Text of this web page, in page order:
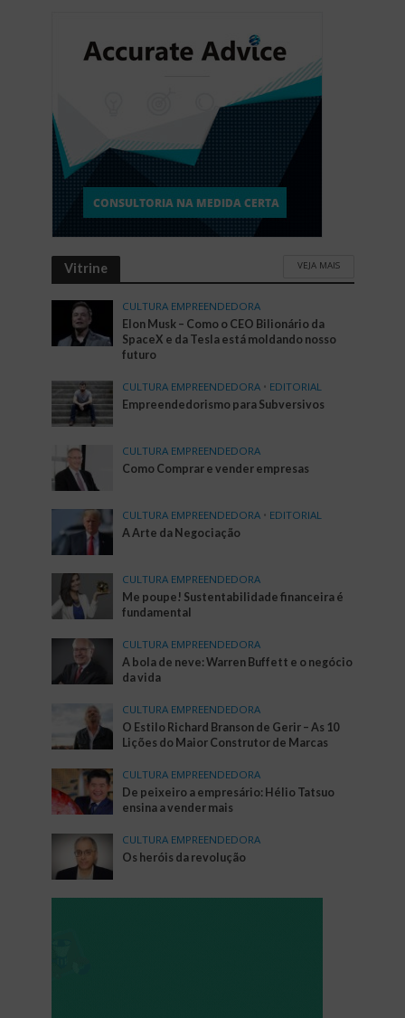
Vitrine VEJA MAIS
CULTURA EMPREENDEDORA
Elon Musk – Como o CEO Bilionário da
SpaceX e da Tesla está moldando nosso
futuro
CULTURA EMPREENDEDORA • EDITORIAL
Empreendedorismo para Subversivos
CULTURA EMPREENDEDORA
Como Comprar e vender empresas
CULTURA EMPREENDEDORA • EDITORIAL
A Arte da Negociação
CULTURA EMPREENDEDORA
Me poupe! Sustentabilidade financeira é
fundamental
CULTURA EMPREENDEDORA
A bola de neve: Warren Buffett e o negócio
da vida
CULTURA EMPREENDEDORA
O Estilo Richard Branson de Gerir – As 10
Lições do Maior Construtor de Marcas
CULTURA EMPREENDEDORA
De peixeiro a empresário: Hélio Tatsuo
ensina a vender mais
CULTURA EMPREENDEDORA
Os heróis da revolução